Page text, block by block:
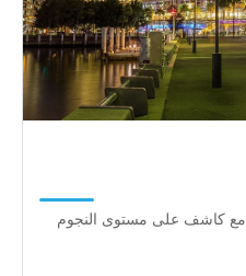
رؤية نجمة لا مثيل لها 0.005Lux مع كاشف على مستوى النجوم